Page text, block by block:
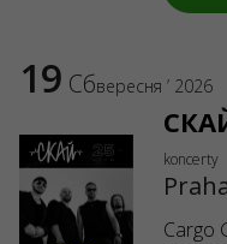
19 Сбвересня ’ 2026
koncerty
Cargo